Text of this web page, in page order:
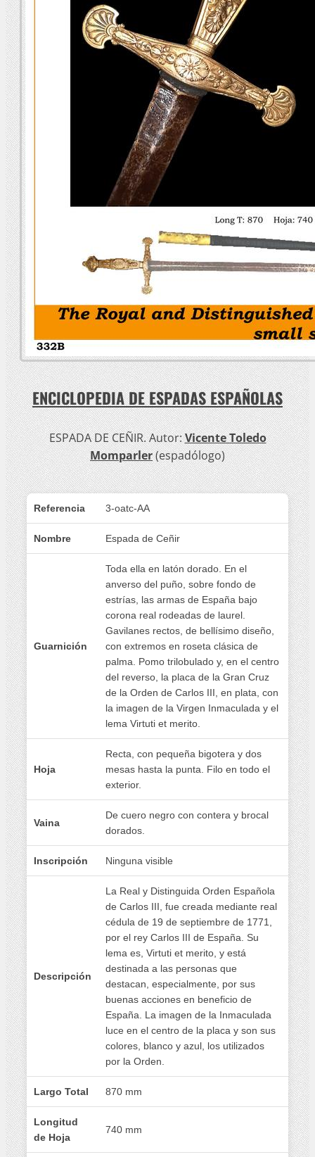
ENCICLOPEDIA DE ESPADAS ESPAÑOLAS
ESPADA DE CEÑIR. Autor:Vicente Toledo
Momparler(espadólogo)
Referencia 3-oatc-AA
Nombre Espada de Ceñir
Guarnición
Toda ella en latón dorado. En el
anverso del puño, sobre fondo de
estrías, las armas de España bajo
corona real rodeadas de laurel.
Gavilanes rectos, de bellísimo diseño,
con extremos en roseta clásica de
palma. Pomo trilobulado y, en el centro
del reverso, la placa de la Gran Cruz
de la Orden de Carlos III, en plata, con
la imagen de la Virgen Inmaculada y el
lema Virtuti et merito.
Hoja
Recta, con pequeña bigotera y dos
mesas hasta la punta. Filo en todo el
exterior.
Vaina
De cuero negro con contera y brocal
dorados.
Inscripción Ninguna visible
Descripción
La Real y Distinguida Orden Española
de Carlos III, fue creada mediante real
cédula de 19 de septiembre de 1771,
por el rey Carlos III de España. Su
lema es, Virtuti et merito, y está
destinada a las personas que
destacan, especialmente, por sus
buenas acciones en beneficio de
España. La imagen de la Inmaculada
luce en el centro de la placa y son sus
colores, blanco y azul, los utilizados
por la Orden.
Largo Total 870 mm
Longitud
de Hoja
740 mm